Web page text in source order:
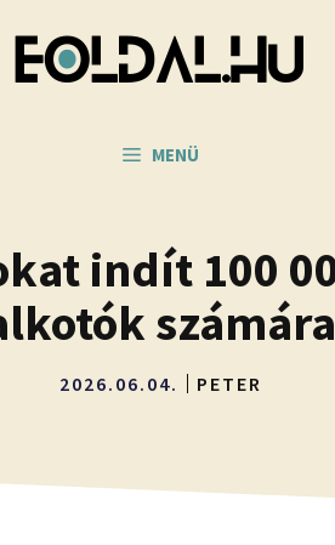
MENÜ
indít 100
számára
2026.06.04. PETER